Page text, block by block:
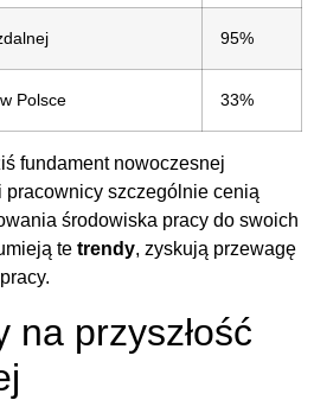
95%
Polsce 33%
fundament nowoczesnej
pracownicy szczególnie cenią
środowiska pracy do swoich
te trendy, zyskują przewagę
na przyszłość